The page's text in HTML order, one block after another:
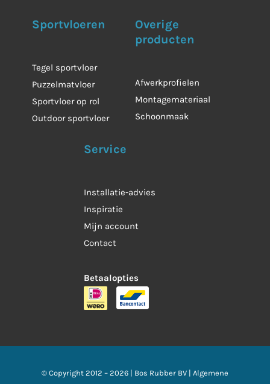
Sportvloeren
Tegel sportvloer
Puzzelmatvloer
Sportvloer op rol
Outdoor sportvloer
Overige
producten
Afwerkprofielen
Montagemateriaal
Schoonmaak
Service
Installatie-advies
Inspiratie
Mijn account
Contact
Betaalopties
© Copyright 2012 – 2026 | Bos Rubber BV | Algemene